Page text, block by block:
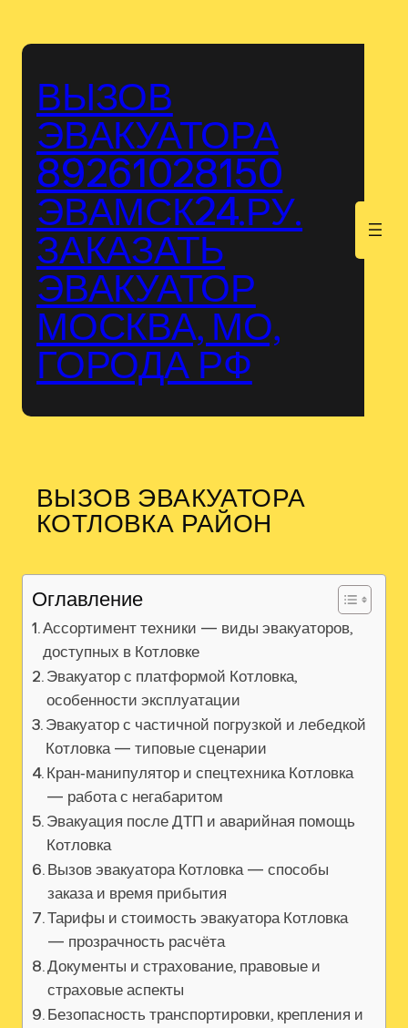
ВЫЗОВ
ЭВАКУАТОРА
89261028150
ЭВАМСК24.РУ.
ЗАКАЗАТЬ
ЭВАКУАТОР
МОСКВА, МО,
ГОРОДА РФ
ВЫЗОВ ЭВАКУАТОРА
КОТЛОВКА РАЙОН
Оглавление
Ассортимент техники — виды эвакуаторов,
доступных в Котловке
Эвакуатор с платформой Котловка,
особенности эксплуатации
Эвакуатор с частичной погрузкой и лебедкой
Котловка — типовые сценарии
Кран‑манипулятор и спецтехника Котловка
— работа с негабаритом
Эвакуация после ДТП и аварийная помощь
Котловка
Вызов эвакуатора Котловка — способы
заказа и время прибытия
Тарифы и стоимость эвакуатора Котловка
— прозрачность расчёта
Документы и страхование, правовые и
страховые аспекты
Безопасность транспортировки, крепления и